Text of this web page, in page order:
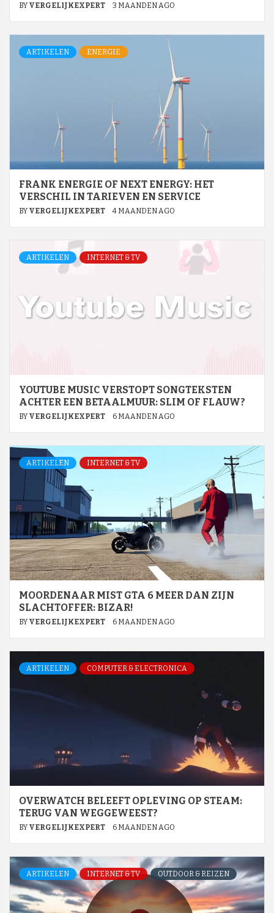
BY VERGELIJKEXPERT 3 MAANDEN AGO
ARTIKELEN ENERGIE
FRANK ENERGIE OF NEXT ENERGY: HET
VERSCHIL IN TARIEVEN EN SERVICE
BY VERGELIJKEXPERT 4 MAANDEN AGO
ARTIKELEN INTERNET & TV
YOUTUBE MUSIC VERSTOPT SONGTEKSTEN
ACHTER EEN BETAALMUUR: SLIM OF FLAUW?
BY VERGELIJKEXPERT 6 MAANDEN AGO
ARTIKELEN INTERNET & TV
MOORDENAAR MIST GTA 6 MEER DAN ZIJN
SLACHTOFFER: BIZAR!
BY VERGELIJKEXPERT 6 MAANDEN AGO
ARTIKELEN COMPUTER & ELECTRONICA
OVERWATCH BELEEFT OPLEVING OP STEAM:
TERUG VAN WEGGEWEEST?
BY VERGELIJKEXPERT 6 MAANDEN AGO
ARTIKELEN INTERNET & TV OUTDOOR & REIZEN